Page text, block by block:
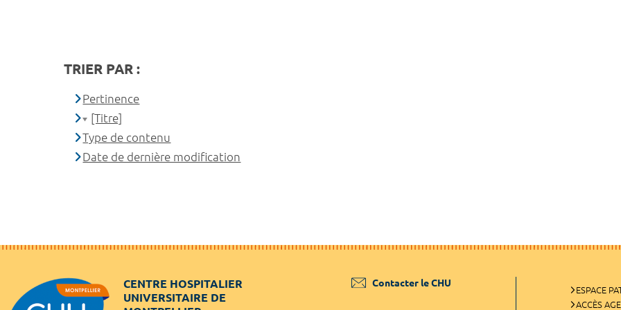
TRIER PAR :
Pertinence
[Titre]
Type de contenu
Date de dernière modification
CENTRE HOSPITALIER
UNIVERSITAIRE DE
Contacter le CHU
ESPACE
ACCÈS